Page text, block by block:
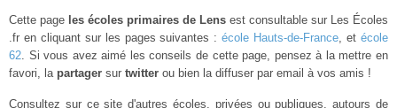
Cette page les écoles primaires de Lens est consultable sur Les Écoles
.fr en cliquant sur les pages suivantes :école Hauts-de-France, etécole
62. Si vous avez aimé les conseils de cette page, pensez à la mettre en
favori, la partager sur twitter ou bien la diffuser par email à vos amis !
Consultez sur ce site d'autres écoles, privées ou publiques, autours de